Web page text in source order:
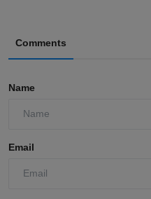
Comments
Name
Email